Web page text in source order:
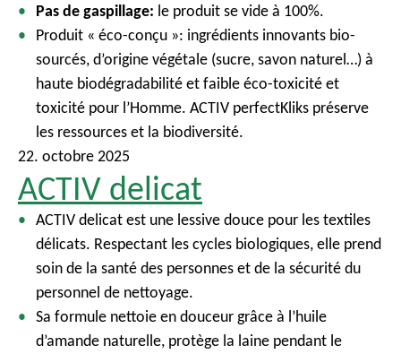
Pas de gaspillage: le produit se vide à 100%.
Produit « éco-conçu »: ingrédients innovants bio-
sourcés, d’origine végétale (sucre, savon naturel…) à
haute biodégradabilité et faible éco-toxicité et
toxicité pour l’Homme. ACTIV perfectKliks préserve
les ressources et la biodiversité.
22. octobre 2025
ACTIV delicat
ACTIV delicat est une lessive douce pour les textiles
délicats. Respectant les cycles biologiques, elle prend
soin de la santé des personnes et de la sécurité du
personnel de nettoyage.
Sa formule nettoie en douceur grâce à l’huile
d’amande naturelle, protège la laine pendant le